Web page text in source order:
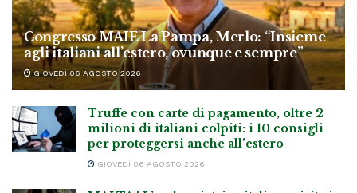
Congresso MAIE La Pampa, Merlo: “Insieme
agli italiani all’estero, ovunque e sempre”
GIOVEDÌ 06 AGOSTO 2026
Truffe con carte di pagamento, oltre 2
milioni di italiani colpiti: i 10 consigli
per proteggersi anche all’estero
GIOVEDÌ 06 AGOSTO 2026